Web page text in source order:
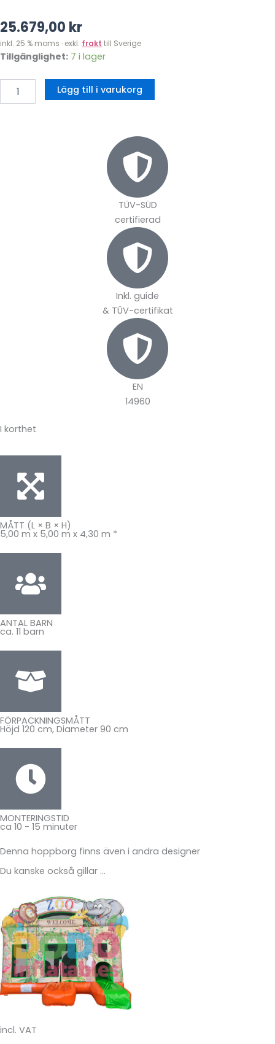
25.679,00 kr
inkl. 25 % moms · exkl. frakt till Sverige
Tillgänglighet: 7 i lager
Hoppborg
med
rutschkana
mängd
Lägg till i varukorg
TÜV-SÜD
certifierad
Inkl. guide
& TÜV-certifikat
EN
14960
I korthet
MÅTT (L × B × H)
5,00 m x 5,00 m x 4,30 m *
ANTAL BARN
ca. 11 barn
FÖRPACKNINGSMÅTT
Höjd 120 cm, Diameter 90 cm
MONTERINGSTID
ca 10 - 15 minuter
Denna hoppborg finns även i andra designer
Du kanske också gillar …
incl. VAT